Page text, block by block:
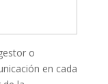
o
en cada